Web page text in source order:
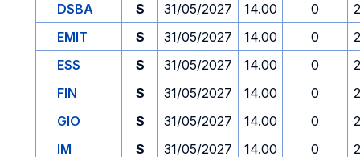
DSBA
S 31/05/2027 14.00 0
EMIT
S 31/05/2027 14.00 0
ESS
S 31/05/2027 14.00 0
FIN
S 31/05/2027 14.00 0
GIO
S 31/05/2027 14.00 0
IM
S 31/05/2027 14.00 0